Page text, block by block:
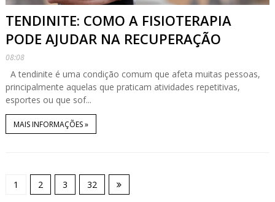
TENDINITE: COMO A FISIOTERAPIA
PODE AJUDAR NA RECUPERAÇÃO
08:08
A tendinite é uma condição comum que afeta muitas pessoas,
principalmente aquelas que praticam atividades repetitivas,
esportes ou que sof...
MAIS INFORMAÇÕES »
1 2 3 32